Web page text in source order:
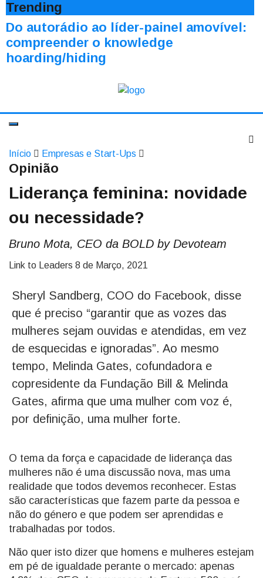
Trending
Do autorádio ao líder-painel amovível:
compreender o knowledge
hoarding/hiding
Início Empresas e Start-Ups
Opinião
Liderança feminina: novidade
ou necessidade?
Bruno Mota, CEO da BOLD by Devoteam
Link to Leaders 8 de Março, 2021
Sheryl Sandberg, COO do Facebook, disse
que é preciso “garantir que as vozes das
mulheres sejam ouvidas e atendidas, em vez
de esquecidas e ignoradas”. Ao mesmo
tempo, Melinda Gates, cofundadora e
copresidente da Fundação Bill & Melinda
Gates, afirma que uma mulher com voz é,
por definição, uma mulher forte.
O tema da força e capacidade de liderança das
mulheres não é uma discussão nova, mas uma
realidade que todos devemos reconhecer. Estas
são características que fazem parte da pessoa e
não do género e que podem ser aprendidas e
trabalhadas por todos.
Não quer isto dizer que homens e mulheres estejam
em pé de igualdade perante o mercado: apenas